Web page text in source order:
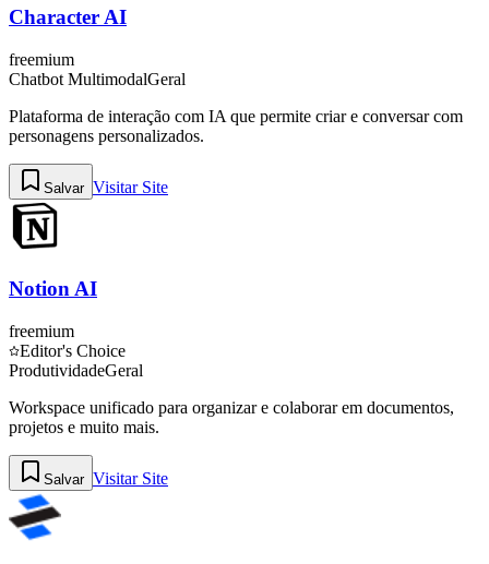
Character AI
freemium
Chatbot MultimodalGeral
Plataforma de interação com IA que permite criar e conversar com
personagens personalizados.
Salvar Visitar Site
Notion AI
freemium
Editor's Choice
ProdutividadeGeral
Workspace unificado para organizar e colaborar em documentos,
projetos e muito mais.
Salvar Visitar Site